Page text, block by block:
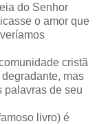
do Senhor
o amor que
cristã
mas
palavras de seu
livro) é